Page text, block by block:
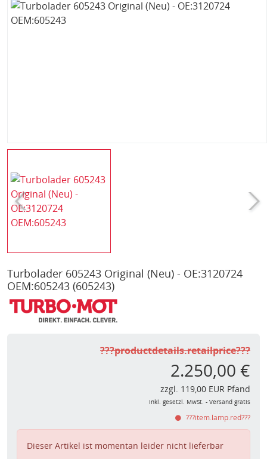
Turbolader 605243 Original (Neu) - OE:3120724
OEM:605243 (605243)
???productdetails.retailprice???
2.250,00 €
zzgl. 119,00 EUR Pfand
inkl. gesetzl. MwSt. - Versand gratis
???item.lamp.red???
Dieser Artikel ist momentan leider nicht lieferbar